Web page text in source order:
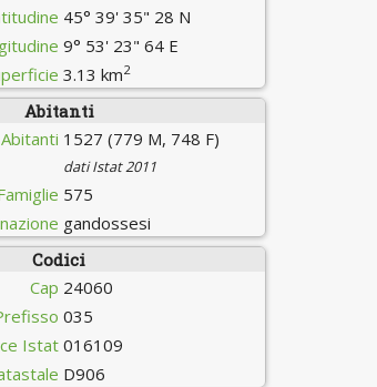
45° 39' 35" 28 N
9° 53' 23" 64 E
3.13 km2
Abitanti
Abitanti 1527 (779 M, 748 F)
dati Istat 2011
575
gandossesi
Codici
Cap 24060
035
Istat 016109
D906